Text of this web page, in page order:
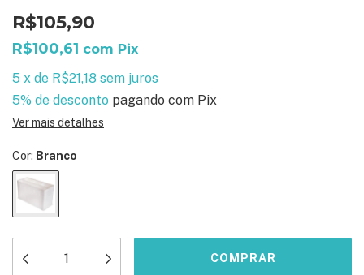
R$105,90
R$100,61 com Pix
5 x de R$21,18 sem juros
5% de desconto pagando com Pix
Ver mais detalhes
Cor: Branco